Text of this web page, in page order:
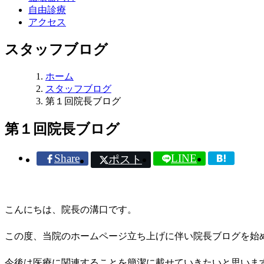
自由診療
アクセス
スタッフブログ
ホーム
スタッフブログ
第１回院長ブログ
第１回院長ブログ
Share ポスト LINE
こんにちは、院長の溝口です。
この度、当院のホームページ立ち上げに伴い院長ブログを始